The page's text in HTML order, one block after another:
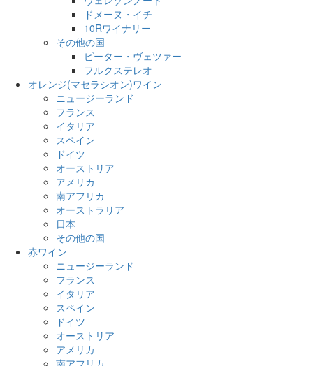
ドメーヌ・イチ
10Rワイナリー
その他の国
ピーター・ヴェツァー
フルクステレオ
オレンジ(マセラシオン)ワイン
ニュージーランド
フランス
イタリア
スペイン
ドイツ
オーストリア
アメリカ
南アフリカ
オーストラリア
日本
その他の国
赤ワイン
ニュージーランド
フランス
イタリア
スペイン
ドイツ
オーストリア
アメリカ